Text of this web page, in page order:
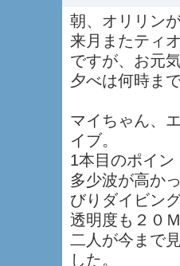
朝、オリリン
来月またティ
ですが、お元
夕べは何時ま
マイちゃん、
イブ。
1本目のポイ
多少波が高か
びりダイビン
透明度も２０
二人が今まで
した。